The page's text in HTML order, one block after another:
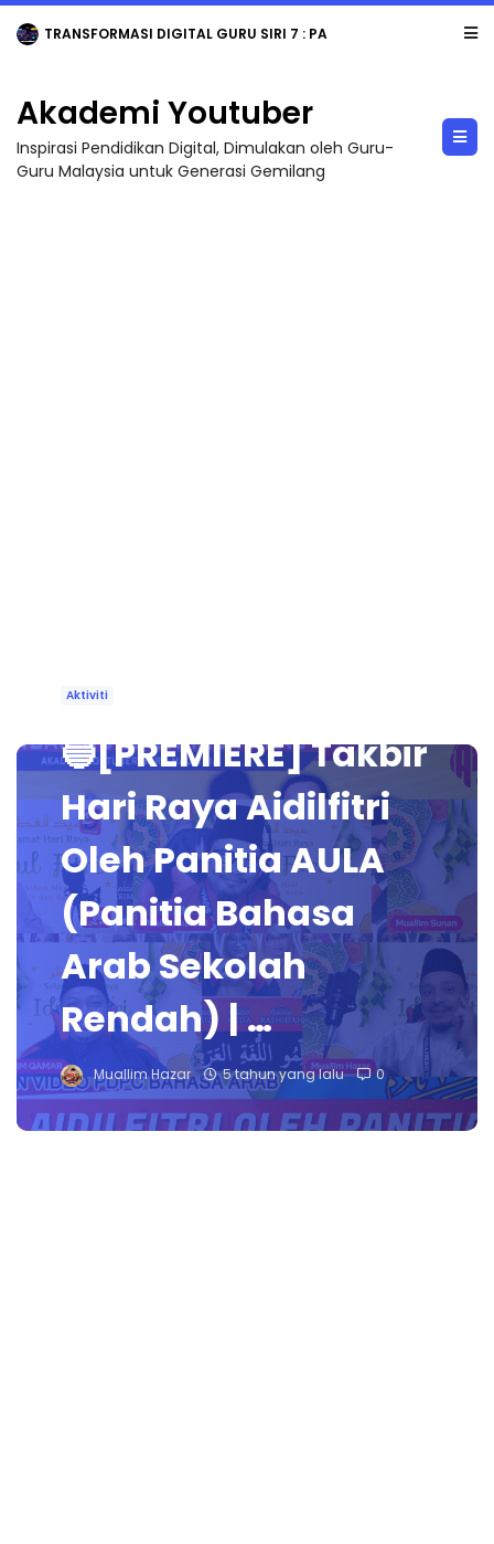
TRANSFORMASI DIGITAL GURU SIRI 7 : PAHLAWAN DIGITAL PENYELAMAT DUNIA
Akademi Youtuber
Inspirasi Pendidikan Digital, Dimulakan oleh Guru-
Guru Malaysia untuk Generasi Gemilang
Aktiviti
🔵[PREMIERE] Takbir
Hari Raya Aidilfitri
Oleh Panitia AULA
(Panitia Bahasa
Arab Sekolah
Rendah) | …
Muallim Hazar 5 tahun yang lalu 0